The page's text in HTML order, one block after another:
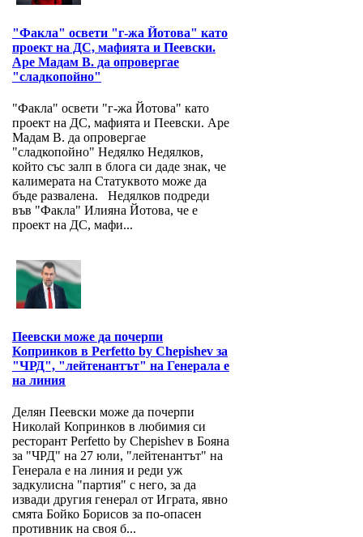
"Факла" освети "г-жа Йотова" като
проект на ДС, мафията и Пеевски.
Аре Мадам В. да опровергае
"сладкопойно"
"Факла" освети "г-жа Йотова" като
проект на ДС, мафията и Пеевски. Аре
Мадам В. да опровергае
"сладкопойно" Недялко Недялков,
който със залп в блога си даде знак, че
калимерата на Статуквото може да
бъде развалена. Недялков подреди
във "Факла" Илияна Йотова, че е
проект на ДС, мафи...
Пеевски може да почерпи
Копринков в Perfetto by Chepishev за
"ЧРД", "лейтенантът" на Генерала е
на линия
Делян Пеевски може да почерпи
Николай Копринков в любимия си
ресторант Perfetto by Chepishev в Бояна
за "ЧРД" на 27 юли, "лейтенантът" на
Генерала е на линия и реди уж
задкулисна "партия" с него, за да
извади другия генерал от Играта, явно
смята Бойко Борисов за по-опасен
противник на своя б...